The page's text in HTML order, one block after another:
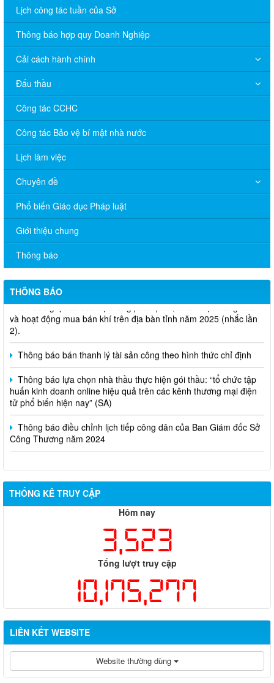
Lịch công tác tuần của Sở
Thông báo hợp quy Doanh Nghiệp
Cải cách hành chính
Đấu thầu
Công tác CCHC
Công tác Bảo vệ bí mật nhà nước
Lịch làm việc
Chuyên đề
Phổ biến Giáo dục Pháp luật
Giới thiệu chung
Thông báo
THÔNG BÁO
và hoạt động mua bán khí trên địa bàn tỉnh năm 2025 (nhắc lần
2).
Thông báo lựa chọn nhà thầu thực hiện gói thầu: “tổ chức tập
huấn kinh doanh online hiệu quả trên các kênh thương mại điện
tử phổ biến hiện nay” (SA)
Thông báo điều chỉnh lịch tiếp công dân của Ban Giám đốc Sở
Công Thương năm 2024
THỐNG KÊ TRUY CẬP
Hôm nay
3,523
Tổng lượt truy cập
10,175,277
LIÊN KẾT WEBSITE
Website thường dùng